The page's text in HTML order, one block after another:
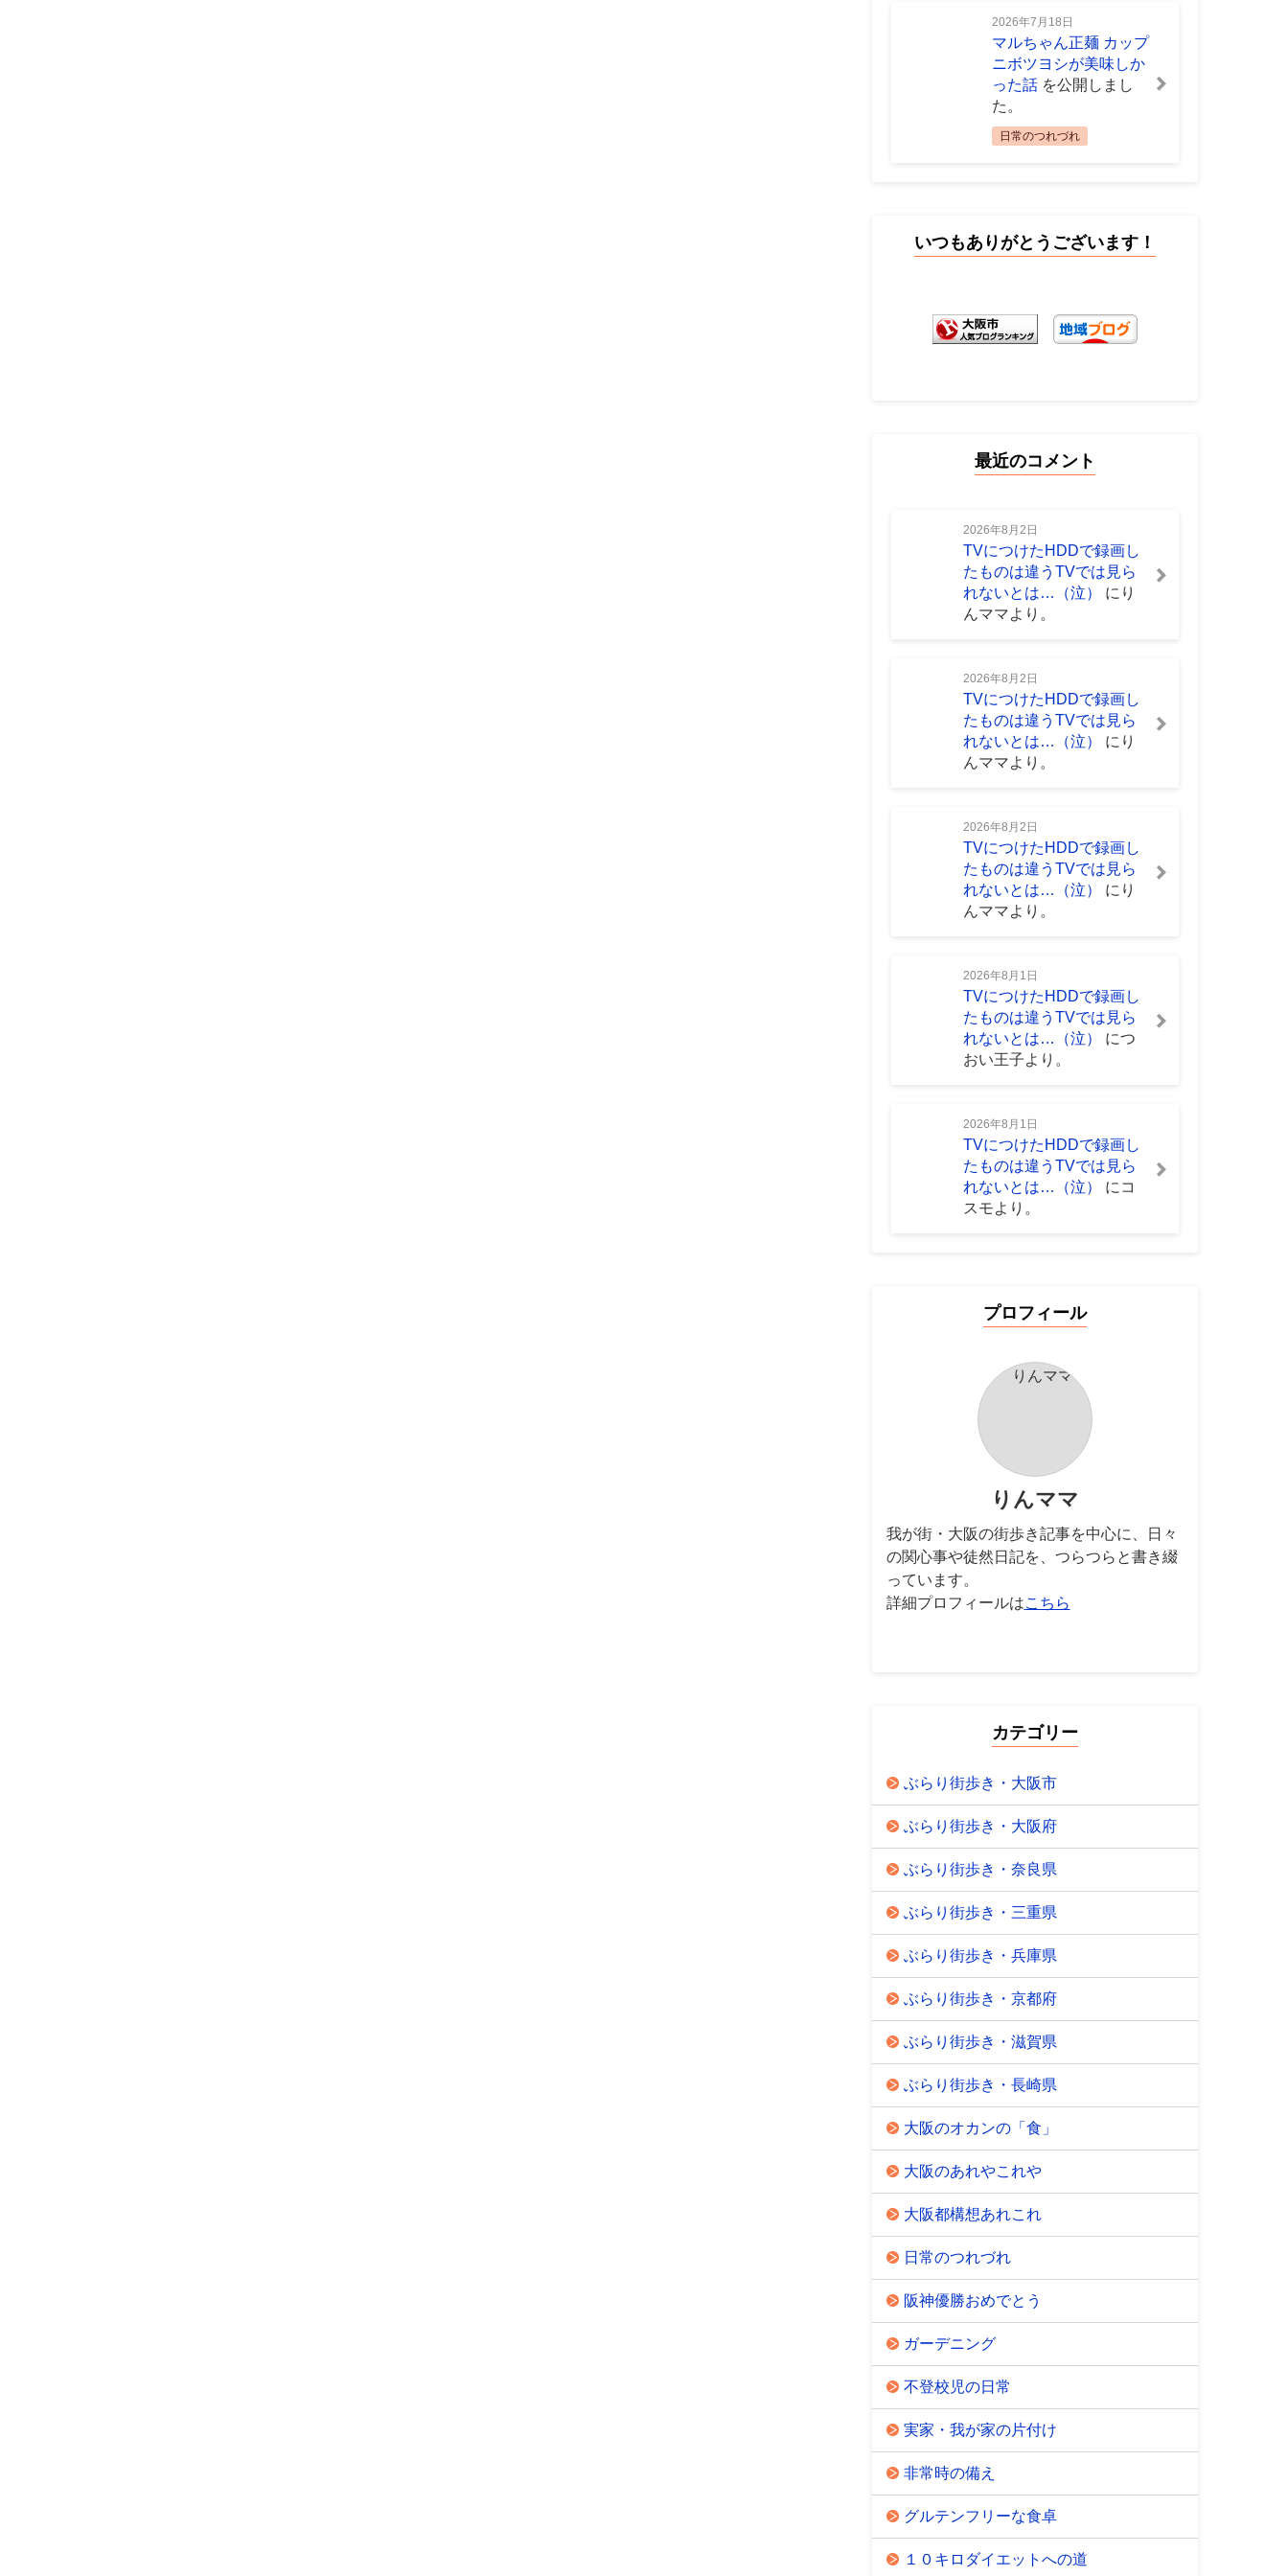
2026年7月18日
マルちゃん正麺 カップ
ニボツヨシが美味しか
った話 を公開しまし
た。
日常のつれづれ
いつもありがとうございます！
最近のコメント
2026年8月2日
TVにつけたHDDで録画し
たものは違うTVでは見ら
れないとは…（泣）
に り
んママより。
2026年8月2日
TVにつけたHDDで録画し
たものは違うTVでは見ら
れないとは…（泣）
に り
んママより。
2026年8月2日
TVにつけたHDDで録画し
たものは違うTVでは見ら
れないとは…（泣）
に り
んママより。
2026年8月1日
TVにつけたHDDで録画し
たものは違うTVでは見ら
れないとは…（泣）
につ
おい王子より。
2026年8月1日
TVにつけたHDDで録画し
たものは違うTVでは見ら
れないとは…（泣）
に コ
スモより。
プロフィール
りんママ
我が街・大阪の街歩き記事を中心に、日々
の関心事や徒然日記を、つらつらと書き綴
っています。
詳細プロフィールはこちら
カテゴリー
ぶらり街歩き・大阪市
ぶらり街歩き・大阪府
ぶらり街歩き・奈良県
ぶらり街歩き・三重県
ぶらり街歩き・兵庫県
ぶらり街歩き・京都府
ぶらり街歩き・滋賀県
ぶらり街歩き・長崎県
大阪のオカンの「食」
大阪のあれやこれや
大阪都構想あれこれ
日常のつれづれ
阪神優勝おめでとう
ガーデニング
不登校児の日常
実家・我が家の片付け
非常時の備え
グルテンフリーな食卓
１０キロダイエットへの道